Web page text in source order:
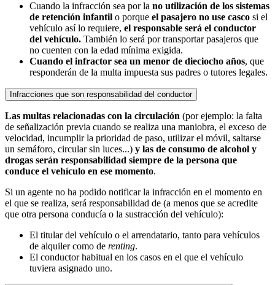
Cuando la infracción sea por la no utilización de los sistemas
de retención infantil o porque el pasajero no use casco si el
vehículo así lo requiere, el responsable será el conductor
del vehículo. También lo será por transportar pasajeros que
no cuenten con la edad mínima exigida.
Cuando el infractor sea un menor de dieciocho años, que
responderán de la multa impuesta sus padres o tutores legales.
Infracciones que son responsabilidad del conductor
Las multas relacionadas con la circulación (por ejemplo: la falta
de señalización previa cuando se realiza una maniobra, el exceso de
velocidad, incumplir la prioridad de paso, utilizar el móvil, saltarse
un semáforo, circular sin luces...) y las de consumo de alcohol y
drogas serán responsabilidad siempre de la persona que
conduce el vehículo en ese momento.
Si un agente no ha podido notificar la infracción en el momento en
el que se realiza, será responsabilidad de (a menos que se acredite
que otra persona conducía o la sustracción del vehículo):
El titular del vehículo o el arrendatario, tanto para vehículos
de alquiler como de renting.
El conductor habitual en los casos en el que el vehículo
tuviera asignado uno.